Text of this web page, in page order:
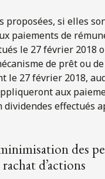
proposées, si elles
paiements de
le 27 février 2018
de prêt ou
le 27 février 2018,
aux
effectués
des
d’actions